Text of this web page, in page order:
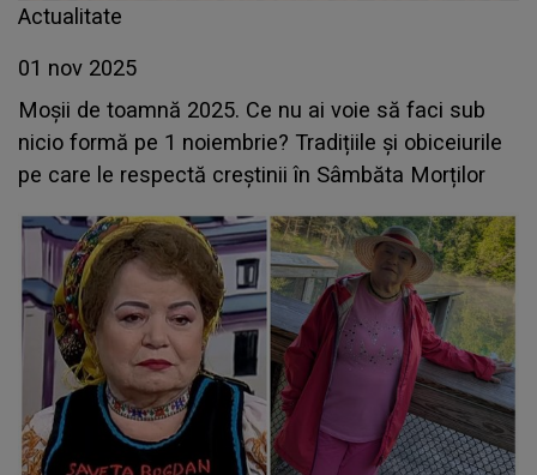
Actualitate
01 nov 2025
Moșii de toamnă 2025. Ce nu ai voie să faci sub
nicio formă pe 1 noiembrie? Tradițiile și obiceiurile
pe care le respectă creștinii în Sâmbăta Morților